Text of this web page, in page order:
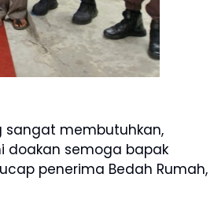
sangat membutuhkan,
doakan semoga bapak
penerima Bedah Rumah,